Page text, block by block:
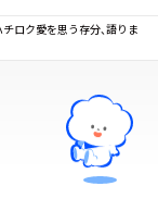
ロク愛を思う存分、語りま